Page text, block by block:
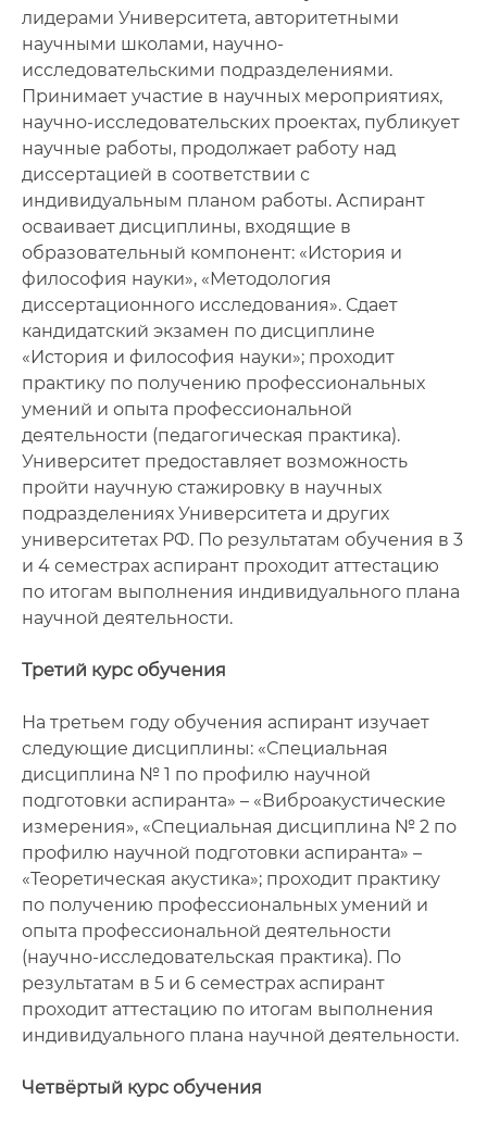
лидерами Университета, авторитетными
научными школами, научно-
исследовательскими подразделениями.
Принимает участие в научных мероприятиях,
научно-исследовательских проектах, публикует
научные работы, продолжает работу над
диссертацией в соответствии с
индивидуальным планом работы. Аспирант
осваивает дисциплины, входящие в
образовательный компонент: «История и
философия науки», «Методология
диссертационного исследования». Сдает
кандидатский экзамен по дисциплине
«История и философия науки»; проходит
практику по получению профессиональных
умений и опыта профессиональной
деятельности (педагогическая практика).
Университет предоставляет возможность
пройти научную стажировку в научных
подразделениях Университета и других
университетах РФ. По результатам обучения в 3
и 4 семестрах аспирант проходит аттестацию
по итогам выполнения индивидуального плана
научной деятельности.
Третий курс обучения
На третьем году обучения аспирант изучает
следующие дисциплины: «Специальная
дисциплина № 1 по профилю научной
подготовки аспиранта» – «Виброакустические
измерения», «Специальная дисциплина № 2 по
профилю научной подготовки аспиранта» –
«Теоретическая акустика»; проходит практику
по получению профессиональных умений и
опыта профессиональной деятельности
(научно-исследовательская практика). По
результатам в 5 и 6 семестрах аспирант
проходит аттестацию по итогам выполнения
индивидуального плана научной деятельности.
Четвёртый курс обучения